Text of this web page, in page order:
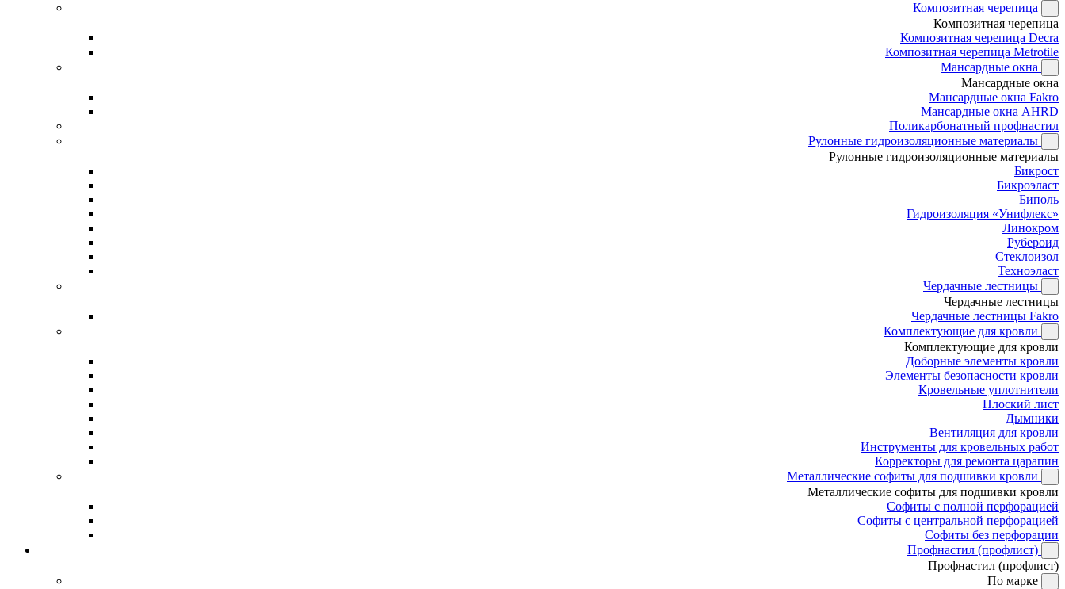
Композитная черепица
Композитная черепица
Композитная черепица Decra
Композитная черепица Metrotile
Мансардные окна
Мансардные окна
Мансардные окна Fakro
Мансардные окна AHRD
Поликарбонатный профнастил
Рулонные гидроизоляционные материалы
Рулонные гидроизоляционные материалы
Бикрост
Бикроэласт
Биполь
Гидроизоляция «Унифлекс»
Линокром
Рубероид
Стеклоизол
Техноэласт
Чердачные лестницы
Чердачные лестницы
Чердачные лестницы Fakro
Комплектующие для кровли
Комплектующие для кровли
Доборные элементы кровли
Элементы безопасности кровли
Кровельные уплотнители
Плоский лист
Дымники
Вентиляция для кровли
Инструменты для кровельных работ
Корректоры для ремонта царапин
Металлические софиты для подшивки кровли
Металлические софиты для подшивки кровли
Софиты с полной перфорацией
Софиты с центральной перфорацией
Софиты без перфорации
Профнастил (профлист)
Профнастил (профлист)
По марке